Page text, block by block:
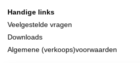
Handige links
Veelgestelde vragen
Downloads
Algemene (verkoops)voorwaarden